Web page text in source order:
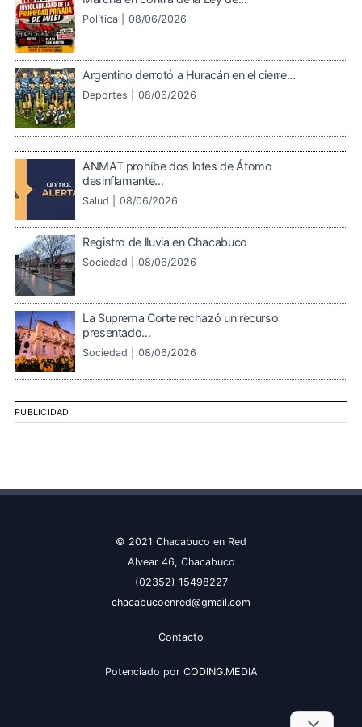
Política | 08/06/2026
Argentino derrotó a Huracán en el cierre...
Deportes | 08/06/2026
ANMAT prohíbe dos lotes de Átomo
desinflamante...
Salud | 08/06/2026
Registro de lluvia en Chacabuco
Sociedad | 08/06/2026
La Suprema Corte rechazó un recurso
presentado...
Sociedad | 08/06/2026
PUBLICIDAD
© 2021 Chacabuco en Red
Alvear 46, Chacabuco
(02352) 15498227
chacabucoenred@gmail.com
Contacto
Potenciado por CODING.MEDIA